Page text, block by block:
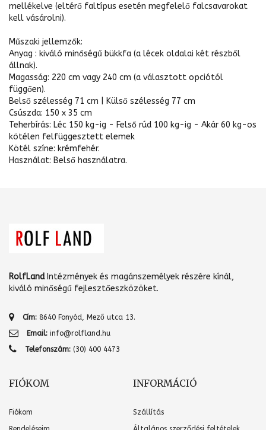
mellékelve (eltérő faltípus esetén megfelelő falcsavarokat
kell vásárolni).
Műszaki jellemzők:
Anyag : kiváló minőségű bükkfa (a lécek oldalai két részből
állnak).
Magasság: 220 cm vagy 240 cm (a választott opciótól
függően).
Belső szélesség 71 cm | Külső szélesség 77 cm
Csúszda: 150 x 35 cm
Teherbírás: Léc 150 kg-ig - Felső rúd 100 kg-ig - Akár 60 kg-os
kötélen felfüggesztett elemek
Kötél színe: krémfehér.
Használat: Belső használatra.
RolfLandIntézmények és magánszemélyek részére kínál,
kiváló minőségű fejlesztőeszközöket.
Cím: 8640 Fonyód, Mező utca 13.
Email: info@rolfland.hu
Telefonszám: (30) 400 4473
FIÓKOM
Fiókom
INFORMÁCIÓ
Szállítás